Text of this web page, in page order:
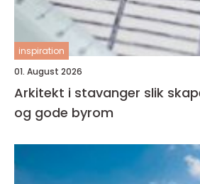
inspiration
01. August 2026
Arkitekt i stavanger slik skapes gode bygg
og gode byrom